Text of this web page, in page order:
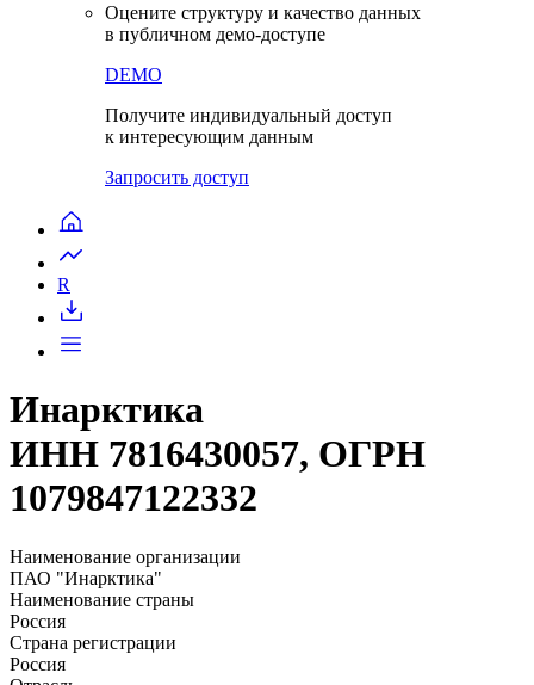
Оцените структуру и качество данных
в публичном демо-доступе
DEMO
Получите индивидуальный доступ
к интересующим данным
Запросить доступ
R
Инарктика
ИНН 7816430057, ОГРН
1079847122332
Наименование организации
ПАО "Инарктика"
Наименование страны
Россия
Страна регистрации
Россия